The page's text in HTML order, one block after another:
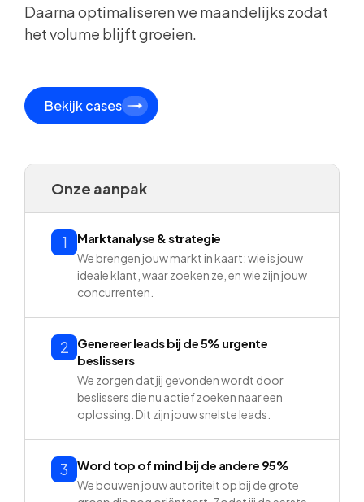
Daarna optimaliseren we maandelijks zodat
het volume blijft groeien.
Bekijk cases
Onze aanpak
1 Marktanalyse & strategie
We brengen jouw markt in kaart: wie is jouw
ideale klant, waar zoeken ze, en wie zijn jouw
concurrenten.
2
Genereer leads bij de 5% urgente
beslissers
We zorgen dat jij gevonden wordt door
beslissers die nu actief zoeken naar een
oplossing. Dit zijn jouw snelste leads.
3 Word top of mind bij de andere 95%
We bouwen jouw autoriteit op bij de grote